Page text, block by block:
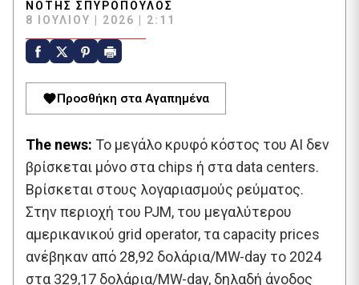
ΝΌΤΗΣ ΣΠΥΡΌΠΟΥΛΟΣ
8 ΙΟΥΛΊΟΥ | 2026 | 2:11
Προσθήκη στα Αγαπημένα
The news: Το μεγάλο κρυφό κόστος του AI δεν
βρίσκεται μόνο στα chips ή στα data centers.
Βρίσκεται στους λογαριασμούς ρεύματος.
Στην περιοχή του PJM, του μεγαλύτερου
αμερικανικού grid operator, τα capacity prices
ανέβηκαν από 28,92 δολάρια/MW-day το 2024
στα 329,17 δολάρια/MW-day, δηλαδή άνοδος